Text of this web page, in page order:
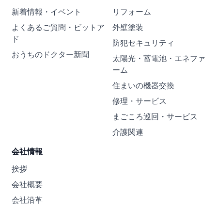
新着情報・イベント
よくあるご質問・ビットア
ド
おうちのドクター新聞
リフォーム
外壁塗装
防犯セキュリティ
太陽光・蓄電池・エネファ
ーム
住まいの機器交換
修理・サービス
まごころ巡回・サービス
介護関連
会社情報
挨拶
会社概要
会社沿革